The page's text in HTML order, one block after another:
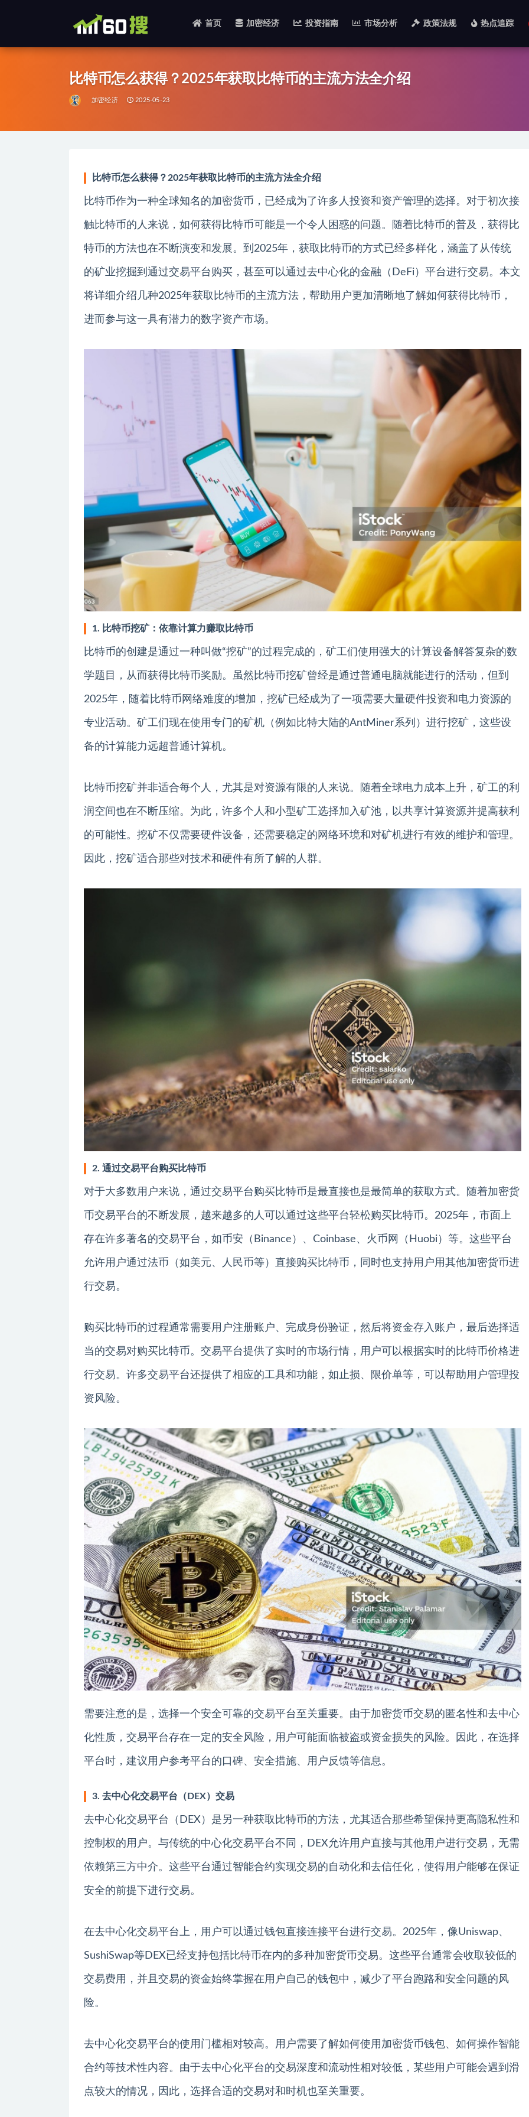
首页 加密经济 投资指南 市场分析 政策法规 热点追踪
比特币怎么获得？2025年获取比特币的主流方法全介绍
加密经济 2025-05-23
比特币怎么获得？2025年获取比特币的主流方法全介绍
比特币作为一种全球知名的加密货币，已经成为了许多人投资和资产管理的选择。对于初次接
触比特币的人来说，如何获得比特币可能是一个令人困惑的问题。随着比特币的普及，获得比
特币的方法也在不断演变和发展。到2025年，获取比特币的方式已经多样化，涵盖了从传统
的矿业挖掘到通过交易平台购买，甚至可以通过去中心化的金融（DeFi）平台进行交易。本文
将详细介绍几种2025年获取比特币的主流方法，帮助用户更加清晰地了解如何获得比特币，
进而参与这一具有潜力的数字资产市场。
1. 比特币挖矿：依靠计算力赚取比特币
比特币的创建是通过一种叫做“挖矿”的过程完成的，矿工们使用强大的计算设备解答复杂的数
学题目，从而获得比特币奖励。虽然比特币挖矿曾经是通过普通电脑就能进行的活动，但到
2025年，随着比特币网络难度的增加，挖矿已经成为了一项需要大量硬件投资和电力资源的
专业活动。矿工们现在使用专门的矿机（例如比特大陆的AntMiner系列）进行挖矿，这些设
备的计算能力远超普通计算机。
比特币挖矿并非适合每个人，尤其是对资源有限的人来说。随着全球电力成本上升，矿工的利
润空间也在不断压缩。为此，许多个人和小型矿工选择加入矿池，以共享计算资源并提高获利
的可能性。挖矿不仅需要硬件设备，还需要稳定的网络环境和对矿机进行有效的维护和管理。
因此，挖矿适合那些对技术和硬件有所了解的人群。
2. 通过交易平台购买比特币
对于大多数用户来说，通过交易平台购买比特币是最直接也是最简单的获取方式。随着加密货
币交易平台的不断发展，越来越多的人可以通过这些平台轻松购买比特币。2025年，市面上
存在许多著名的交易平台，如币安（Binance）、Coinbase、火币网（Huobi）等。这些平台
允许用户通过法币（如美元、人民币等）直接购买比特币，同时也支持用户用其他加密货币进
行交易。
购买比特币的过程通常需要用户注册账户、完成身份验证，然后将资金存入账户，最后选择适
当的交易对购买比特币。交易平台提供了实时的市场行情，用户可以根据实时的比特币价格进
行交易。许多交易平台还提供了相应的工具和功能，如止损、限价单等，可以帮助用户管理投
资风险。
需要注意的是，选择一个安全可靠的交易平台至关重要。由于加密货币交易的匿名性和去中心
化性质，交易平台存在一定的安全风险，用户可能面临被盗或资金损失的风险。因此，在选择
平台时，建议用户参考平台的口碑、安全措施、用户反馈等信息。
3. 去中心化交易平台（DEX）交易
去中心化交易平台（DEX）是另一种获取比特币的方法，尤其适合那些希望保持更高隐私性和
控制权的用户。与传统的中心化交易平台不同，DEX允许用户直接与其他用户进行交易，无需
依赖第三方中介。这些平台通过智能合约实现交易的自动化和去信任化，使得用户能够在保证
安全的前提下进行交易。
在去中心化交易平台上，用户可以通过钱包直接连接平台进行交易。2025年，像Uniswap、
SushiSwap等DEX已经支持包括比特币在内的多种加密货币交易。这些平台通常会收取较低的
交易费用，并且交易的资金始终掌握在用户自己的钱包中，减少了平台跑路和安全问题的风
险。
去中心化交易平台的使用门槛相对较高。用户需要了解如何使用加密货币钱包、如何操作智能
合约等技术性内容。由于去中心化平台的交易深度和流动性相对较低，某些用户可能会遇到滑
点较大的情况，因此，选择合适的交易对和时机也至关重要。